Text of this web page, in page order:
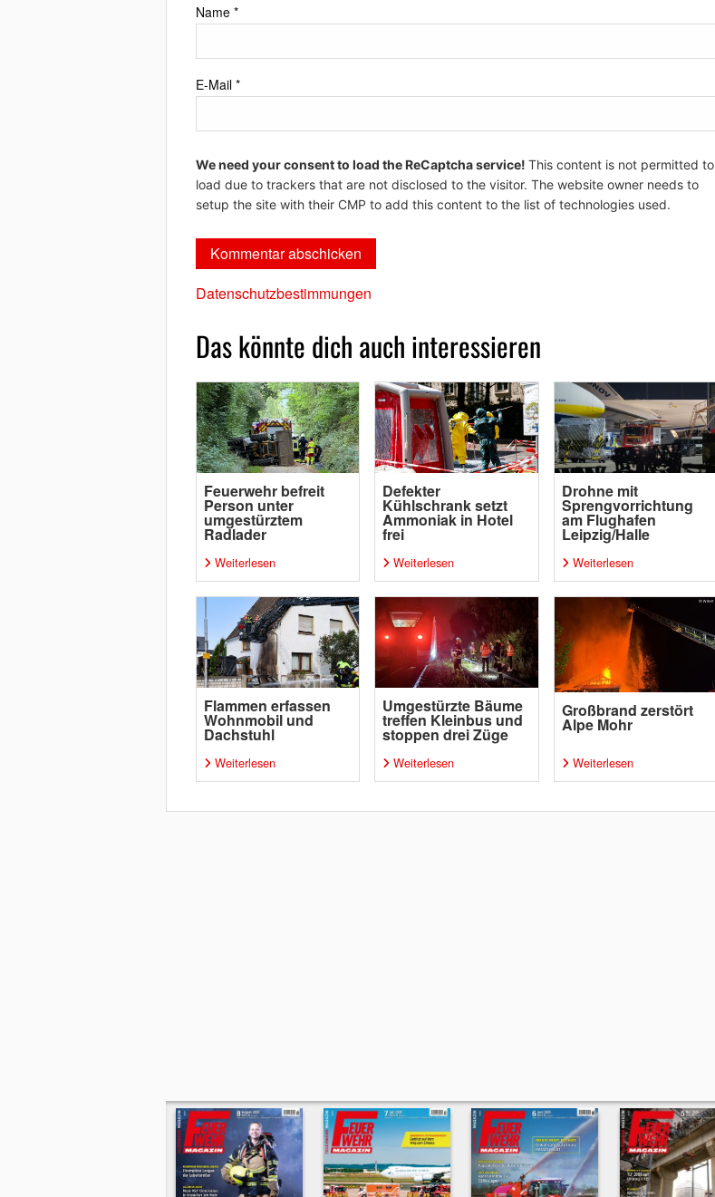
Name *
E-Mail *
We need your consent to load the ReCaptcha service! This content is not permitted to
load due to trackers that are not disclosed to the visitor. The website owner needs to
setup the site with their CMP to add this content to the list of technologies used.
Datenschutzbestimmungen
Das könnte dich auch interessieren
Feuerwehr befreit
Person unter
umgestürztem
Radlader
Weiterlesen
Defekter
Kühlschrank setzt
Ammoniak in Hotel
frei
Weiterlesen
Drohne mit
Sprengvorrichtung
am Flughafen
Leipzig/Halle
Weiterlesen
Flammen erfassen
Wohnmobil und
Dachstuhl
Weiterlesen
Umgestürzte Bäume
treffen Kleinbus und
stoppen drei Züge
Weiterlesen
Großbrand zerstört
Alpe Mohr
Weiterlesen